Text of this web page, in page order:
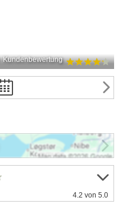
Kundenbewertung
4.2 von 5.0